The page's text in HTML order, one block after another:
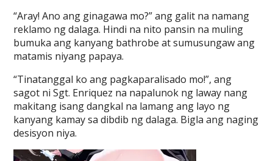
“Aray! Ano ang ginagawa mo?” ang galit na namang
reklamo ng dalaga. Hindi na nito pansin na muling
bumuka ang kanyang bathrobe at sumusungaw ang
matamis niyang papaya.
“Tinatanggal ko ang pagkaparalisado mo!”, ang
sagot ni Sgt. Enriquez na napalunok ng laway nang
makitang isang dangkal na lamang ang layo ng
kanyang kamay sa dibdib ng dalaga. Bigla ang naging
desisyon niya.